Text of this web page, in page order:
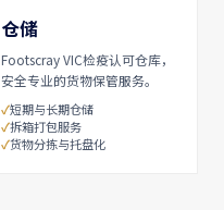
仓储
Footscray VIC检疫认可仓库，
安全专业的货物保管服务。
短期与长期仓储
拆箱打包服务
货物分拣与托盘化